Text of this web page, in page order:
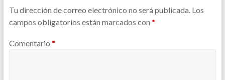
Tu dirección de correo electrónico no será publicada. Los
campos obligatorios están marcados con *
Comentario *